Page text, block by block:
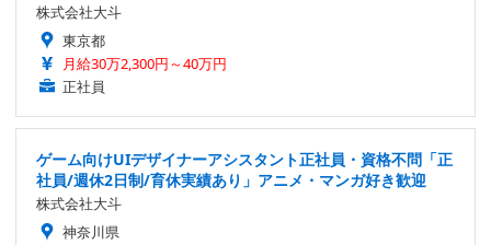
株式会社大斗
東京都
月給30万2,300円～40万円
正社員
ゲーム向けUIデザイナーアシスタント正社員・資格不問「正
社員/週休2日制/育休実績あり」アニメ・マンガ好き歓迎
株式会社大斗
神奈川県